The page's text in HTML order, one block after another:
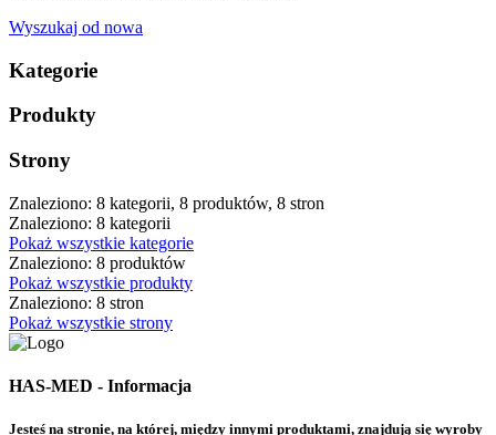
Wyszukaj od nowa
Kategorie
Produkty
Strony
Znaleziono: 8 kategorii, 8 produktów, 8 stron
Znaleziono: 8 kategorii
Pokaż wszystkie kategorie
Znaleziono: 8 produktów
Pokaż wszystkie produkty
Znaleziono: 8 stron
Pokaż wszystkie strony
HAS-MED - Informacja
Jesteś na stronie, na której, między innymi produktami, znajdują się wyroby